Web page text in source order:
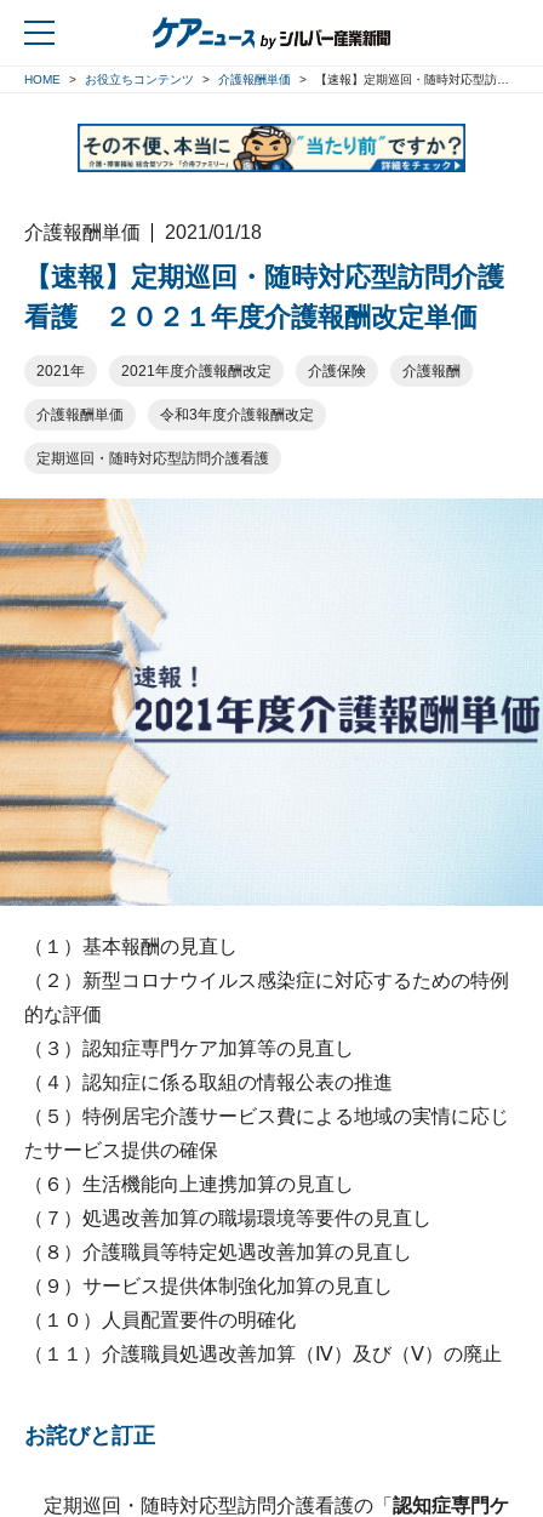
HOME お役立ちコンテンツ 介護報酬単価 【速報】定期巡回・随時対応型訪問介護看護 ２０２１年度介護報酬改定単価
介護報酬単価 2021/01/18
【速報】定期巡回・随時対応型訪問介護
看護 ２０２１年度介護報酬改定単価
2021年 2021年度介護報酬改定 介護保険 介護報酬
介護報酬単価 令和3年度介護報酬改定
定期巡回・随時対応型訪問介護看護
（１）基本報酬の見直し
（２）新型コロナウイルス感染症に対応するための特例
的な評価
（３）認知症専門ケア加算等の見直し
（４）認知症に係る取組の情報公表の推進
（５）特例居宅介護サービス費による地域の実情に応じ
たサービス提供の確保
（６）生活機能向上連携加算の見直し
（７）処遇改善加算の職場環境等要件の見直し
（８）介護職員等特定処遇改善加算の見直し
（９）サービス提供体制強化加算の見直し
（１０）人員配置要件の明確化
（１１）介護職員処遇改善加算（Ⅳ）及び（Ⅴ）の廃止
お詫びと訂正
定期巡回・随時対応型訪問介護看護の「 認知症専門ケ